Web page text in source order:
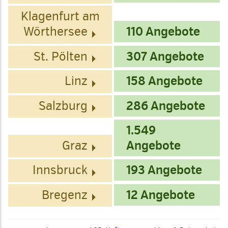
Klagenfurt am
Wörthersee
110 Angebote
St. Pölten
307 Angebote
Linz
158 Angebote
Salzburg
286 Angebote
Graz
1.549
Angebote
Innsbruck
193 Angebote
Bregenz
12 Angebote